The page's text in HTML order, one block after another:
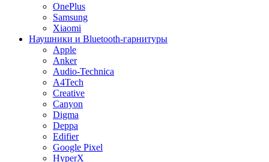
OnePlus
Samsung
Xiaomi
Наушники и Bluetooth-гарнитуры
Apple
Anker
Audio-Technica
A4Tech
Creative
Canyon
Digma
Deppa
Edifier
Google Pixel
HyperX